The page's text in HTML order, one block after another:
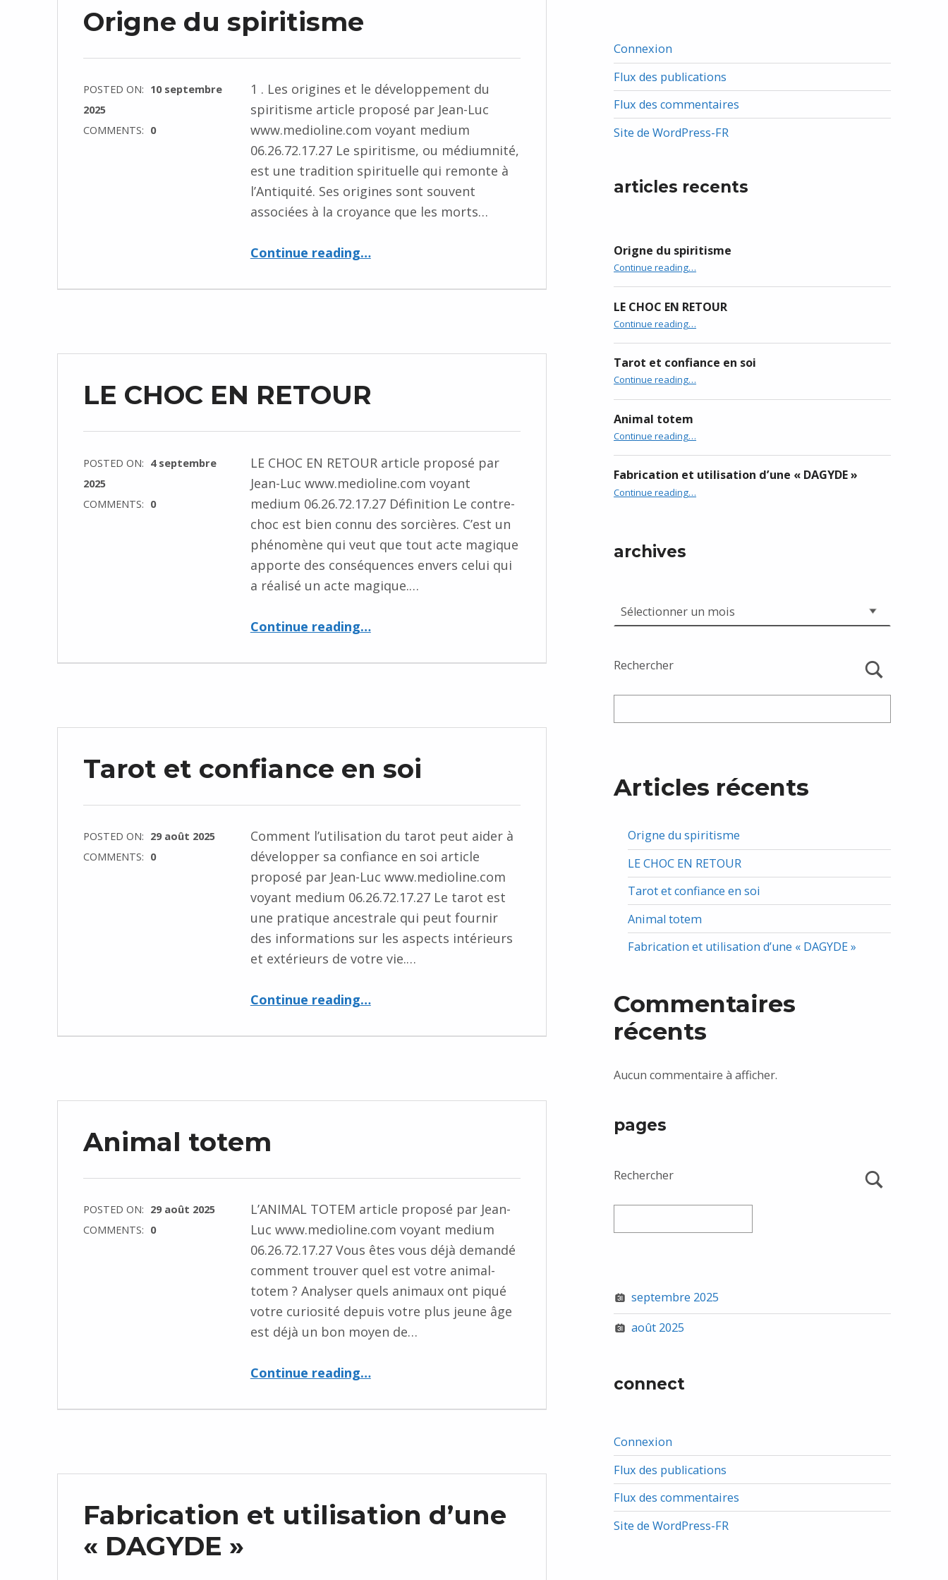
Origne du spiritisme
POSTED ON: 10 septembre
2025
COMMENTS: 0
1 . Les origines et le développement du
spiritisme article proposé par Jean-Luc
www.medioline.com voyant medium
06.26.72.17.27 Le spiritisme, ou médiumnité,
est une tradition spirituelle qui remonte à
l’Antiquité. Ses origines sont souvent
associées à la croyance que les morts…
Continue reading…
LE CHOC EN RETOUR
POSTED ON: 4 septembre
2025
COMMENTS: 0
LE CHOC EN RETOUR article proposé par
Jean-Luc www.medioline.com voyant
medium 06.26.72.17.27 Définition Le contre-
choc est bien connu des sorcières. C’est un
phénomène qui veut que tout acte magique
apporte des conséquences envers celui qui
a réalisé un acte magique.…
Continue reading…
Tarot et confiance en soi
POSTED ON: 29 août 2025
COMMENTS: 0
Comment l’utilisation du tarot peut aider à
développer sa confiance en soi article
proposé par Jean-Luc www.medioline.com
voyant medium 06.26.72.17.27 Le tarot est
une pratique ancestrale qui peut fournir
des informations sur les aspects intérieurs
et extérieurs de votre vie.…
Continue reading…
Animal totem
POSTED ON: 29 août 2025
COMMENTS: 0
L’ANIMAL TOTEM article proposé par Jean-
Luc www.medioline.com voyant medium
06.26.72.17.27 Vous êtes vous déjà demandé
comment trouver quel est votre animal-
totem ? Analyser quels animaux ont piqué
votre curiosité depuis votre plus jeune âge
est déjà un bon moyen de…
Continue reading…
Fabrication et utilisation d’une
« DAGYDE »
Connexion
Flux des publications
Flux des commentaires
Site de WordPress-FR
articles recents
Origne du spiritisme
Continue reading…
LE CHOC EN RETOUR
Continue reading…
Tarot et confiance en soi
Continue reading…
Animal totem
Continue reading…
Fabrication et utilisation d’une « DAGYDE »
Continue reading…
archives
Rechercher
Articles récents
Origne du spiritisme
LE CHOC EN RETOUR
Tarot et confiance en soi
Animal totem
Fabrication et utilisation d’une « DAGYDE »
Commentaires
récents
Aucun commentaire à afficher.
pages
Rechercher
septembre 2025
août 2025
connect
Connexion
Flux des publications
Flux des commentaires
Site de WordPress-FR